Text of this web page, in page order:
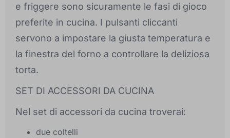
e friggere sono sicuramente le fasi di gioco
preferite in cucina. I pulsanti cliccanti
servono a impostare la giusta temperatura e
la finestra del forno a controllare la deliziosa
torta.
SET DI ACCESSORI DA CUCINA
Nel set di accessori da cucina troverai:
due coltelli